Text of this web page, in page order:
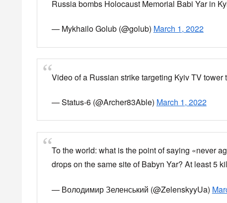
— ミヤハルさん (@MiyaHaru1547)March 1,
主要テレビ塔がロシア軍によるとみられる攻撃を受
ウクライナ緊急対応当局が明らかにした。
一部の国営放送が停止したが、塔は倒壊を免れた。
news.yahoo.co.jp